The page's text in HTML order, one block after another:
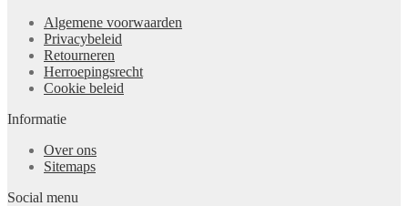
Algemene voorwaarden
Privacybeleid
Retourneren
Herroepingsrecht
Cookie beleid
Informatie
Over ons
Sitemaps
Social menu